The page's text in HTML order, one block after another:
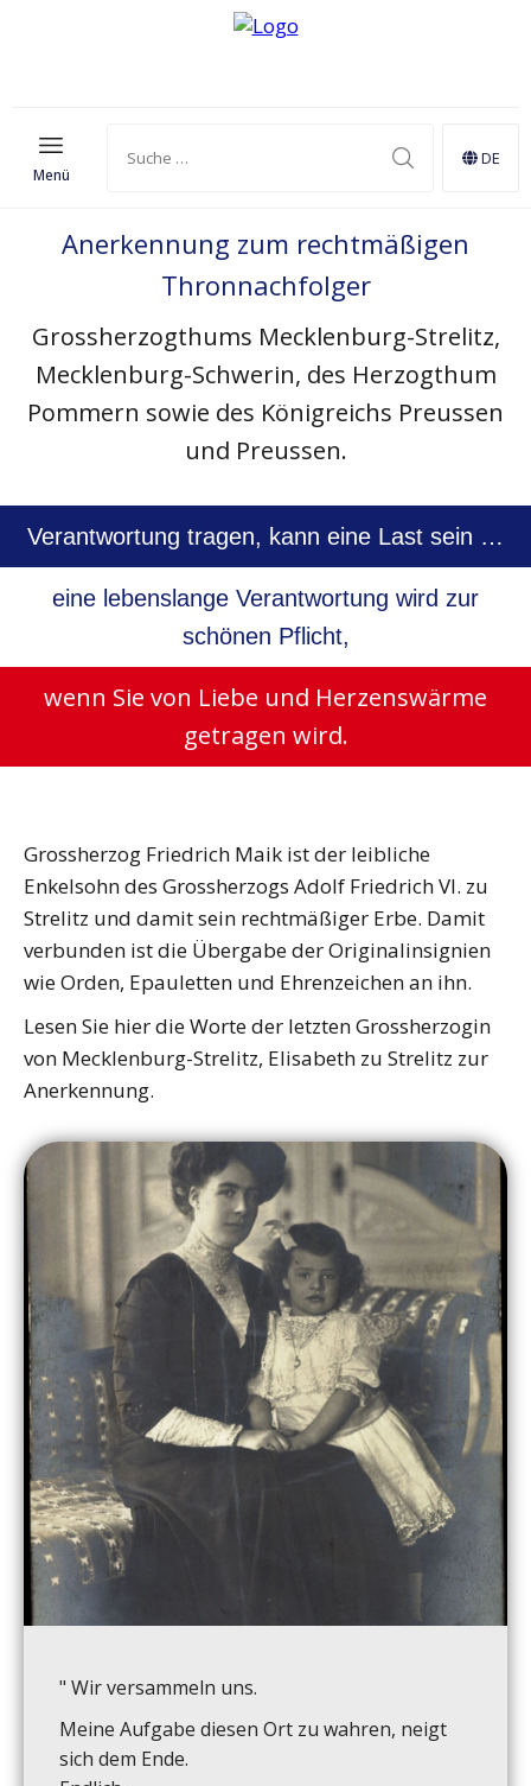
Menü
DE
Anerkennung zum rechtmäßigen
Thronnachfolger
Grossherzogthums Mecklenburg-Strelitz,
Mecklenburg-Schwerin, des Herzogthum
Pommern sowie des Königreichs Preussen
und Preussen.
Verantwortung tragen, kann eine Last sein …
eine lebenslange Verantwortung wird zur
schönen Pflicht,
wenn Sie von Liebe und Herzenswärme
getragen wird.
Grossherzog Friedrich Maik ist der leibliche
Enkelsohn des Grossherzogs Adolf Friedrich VI. zu
Strelitz und damit sein rechtmäßiger Erbe. Damit
verbunden ist die Übergabe der Originalinsignien
wie Orden, Epauletten und Ehrenzeichen an ihn.
Lesen Sie hier die Worte der letzten Grossherzogin
von Mecklenburg-Strelitz, Elisabeth zu Strelitz zur
Anerkennung.
" Wir versammeln uns.
Meine Aufgabe diesen Ort zu wahren, neigt
sich dem Ende.